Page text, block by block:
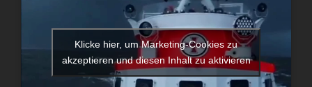
Klicke hier, um Marketing-Cookies zu
akzeptieren und diesen Inhalt zu aktivieren